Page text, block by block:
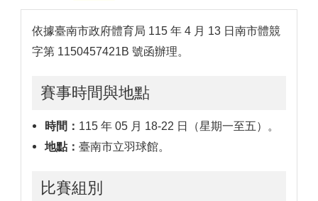
依據臺南市政府體育局 115 年 4 月 13 日南市體競
字第 1150457421B 號函辦理。
賽事時間與地點
時間： 115 年 05 月 18-22 日（星期一至五）。
地點：臺南市立羽球館。
比賽組別